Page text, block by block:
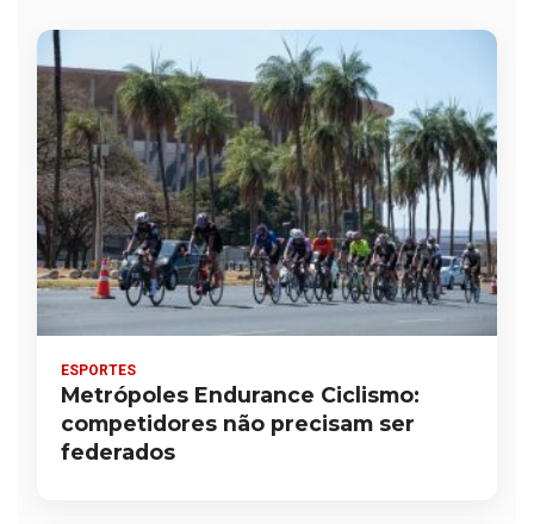
ESPORTES
Metrópoles Endurance Ciclismo:
competidores não precisam ser
federados